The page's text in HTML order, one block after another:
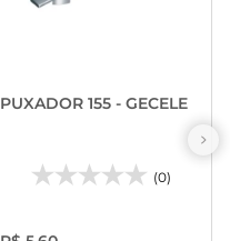
PUXADOR 155 - GECELE
(0)